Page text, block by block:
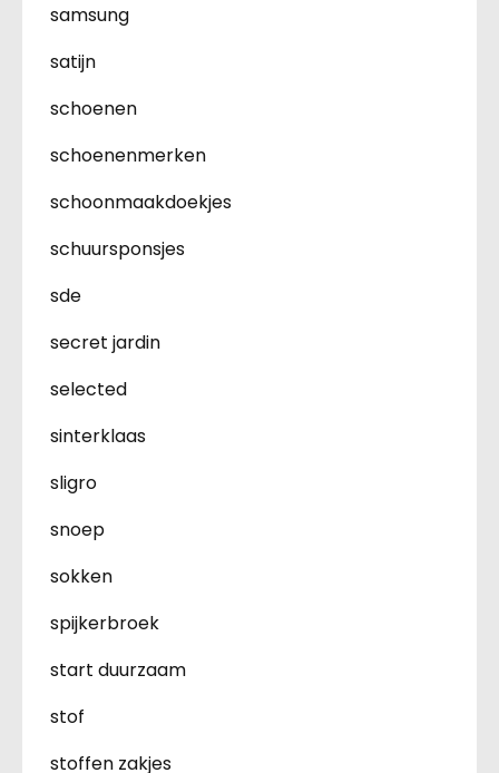
samsung
satijn
schoenen
schoenenmerken
schoonmaakdoekjes
schuursponsjes
sde
secret jardin
selected
sinterklaas
sligro
snoep
sokken
spijkerbroek
start duurzaam
stof
stoffen zakjes